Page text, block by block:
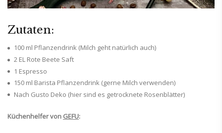
Zutaten:
100 ml Pflanzendrink (Milch geht natürlich auch)
2 EL Rote Beete Saft
1 Espresso
150 ml Barista Pflanzendrink (gerne Milch verwenden)
Nach Gusto Deko (hier sind es getrocknete Rosenblätter)
Küchenhelfer von GEFU: